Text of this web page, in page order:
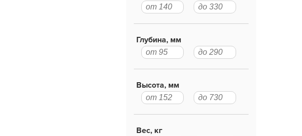
Глубина, мм
Высота, мм
Вес, кг